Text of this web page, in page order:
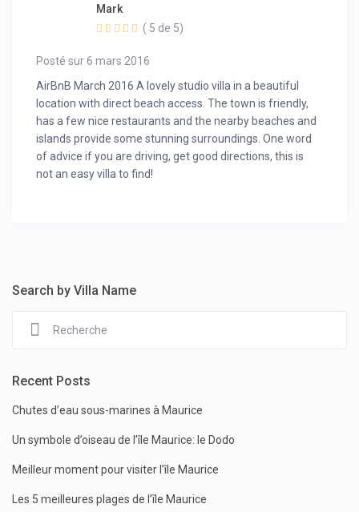
Mark
Posté sur 6 mars 2016
( 5 de 5)
AirBnB March 2016 A lovely studio villa in a beautiful
location with direct beach access. The town is friendly,
has a few nice restaurants and the nearby beaches and
islands provide some stunning surroundings. One word
of advice if you are driving, get good directions, this is
not an easy villa to find!
Search by Villa Name
Recent Posts
Chutes d’eau sous-marines à Maurice
Un symbole d’oiseau de l’île Maurice: le Dodo
Meilleur moment pour visiter l’île Maurice
Les 5 meilleures plages de l’île Maurice